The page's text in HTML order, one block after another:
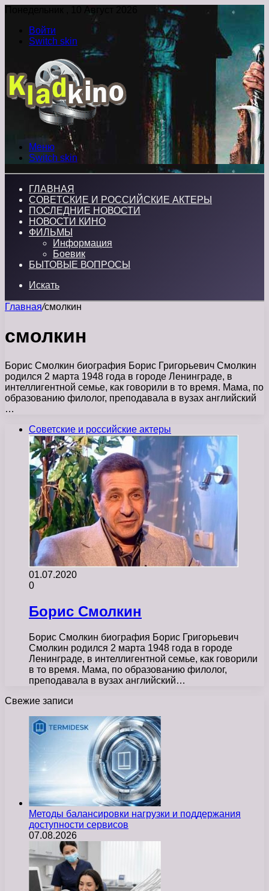
Понедельник , 10 Август 2026
Войти
Switch skin
Меню
Switch skin
ГЛАВНАЯ
СОВЕТСКИЕ И РОССИЙСКИЕ АКТЕРЫ
ПОСЛЕДНИЕ НОВОСТИ
НОВОСТИ КИНО
ФИЛЬМЫ
Информация
Боевик
БЫТОВЫЕ ВОПРОСЫ
Искать
Главная/смолкин
смолкин
Борис Смолкин биография Борис Григорьевич Смолкин
родился 2 марта 1948 года в городе Ленинграде, в
интеллигентной семье, как говорили в то время. Мама, по
образованию филолог, преподавала в вузах английский
…
Советские и российские актеры
01.07.2020
0
Борис Смолкин
Борис Смолкин биография Борис Григорьевич
Смолкин родился 2 марта 1948 года в городе
Ленинграде, в интеллигентной семье, как говорили
в то время. Мама, по образованию филолог,
преподавала в вузах английский…
Свежие записи
Методы балансировки нагрузки и поддержания
доступности сервисов
07.08.2026